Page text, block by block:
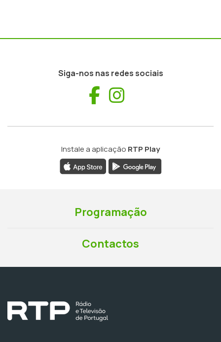
Siga-nos nas redes sociais
Facebook
Instale a aplicação RTP Play
Programação
Contactos